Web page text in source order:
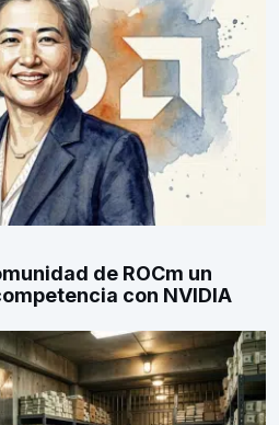
de ROCm un
con NVIDIA